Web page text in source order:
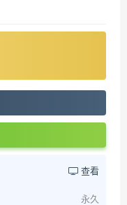
查看
永久